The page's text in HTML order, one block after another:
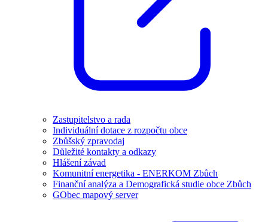
Zastupitelstvo a rada
Individuální dotace z rozpočtu obce
Zbůšský zpravodaj
Důležité kontakty a odkazy
Hlášení závad
Komunitní energetika - ENERKOM Zbůch
Finanční analýza a Demografická studie obce Zbůch
GObec mapový server